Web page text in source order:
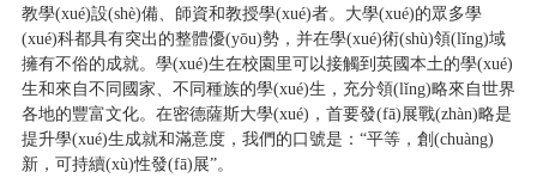
教學(xué)設(shè)備、師資和教授學(xué)者。大學(xué)的眾多學
(xué)科都具有突出的整體優(yōu)勢，并在學(xué)術(shù)領(lǐng)域
擁有不俗的成就。學(xué)生在校園里可以接觸到英國本土的學(xué)
生和來自不同國家、不同種族的學(xué)生，充分領(lǐng)略來自世界
各地的豐富文化。在密德薩斯大學(xué)，首要發(fā)展戰(zhàn)略是
提升學(xué)生成就和滿意度，我們的口號是：“平等，創(chuàng)
新，可持續(xù)性發(fā)展”。